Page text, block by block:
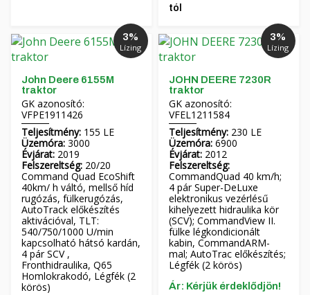
tól
3%
Lízing
John Deere 6155M
traktor
GK azonosító:
VFPE1911426
Teljesítmény: 155 LE
Üzemóra: 3000
Évjárat: 2019
Felszereltség: 20/20
Command Quad EcoShift
40km/ h váltó, mellső híd
rugózás, fülkerugózás,
AutoTrack előkészítés
aktivációval, TLT:
540/750/1000 U/min
kapcsolható hátsó kardán,
4 pár SCV ,
Fronthidraulika, Q65
Homlokrakodó, Légfék (2
körös)
3%
Lízing
JOHN DEERE 7230R
traktor
GK azonosító:
VFEL1211584
Teljesítmény: 230 LE
Üzemóra: 6900
Évjárat: 2012
Felszereltség:
CommandQuad 40 km/h;
4 pár Super-DeLuxe
elektronikus vezérlésű
kihelyezett hidraulika kör
(SCV); CommandView II.
fülke légkondicionált
kabin, CommandARM-
mal; AutoTrac előkészítés;
Légfék (2 körös)
Ár: Kérjük érdeklődjön!